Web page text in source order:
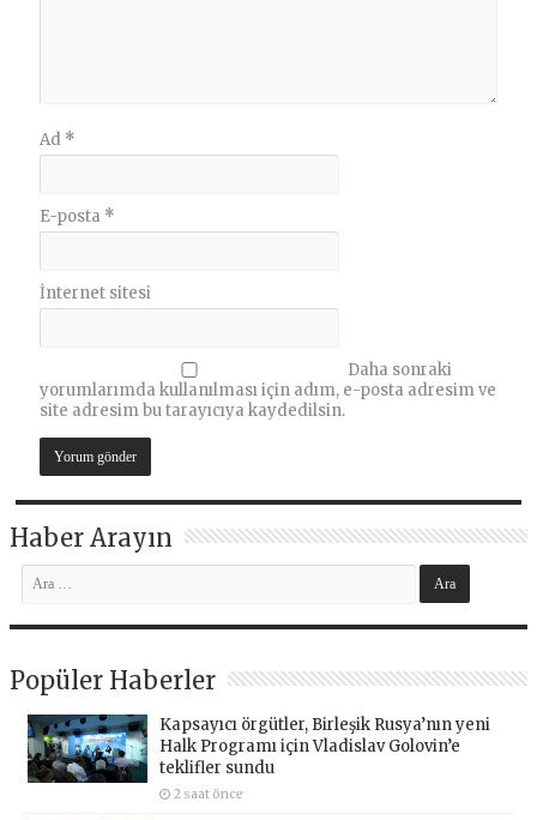
Ad *
E-posta *
İnternet sitesi
Daha sonraki
yorumlarımda kullanılması için adım, e-posta adresim ve
site adresim bu tarayıcıya kaydedilsin.
Haber Arayın
Popüler Haberler
Kapsayıcı örgütler, Birleşik Rusya’nın yeni
Halk Programı için Vladislav Golovin’e
teklifler sundu
2 saat önce